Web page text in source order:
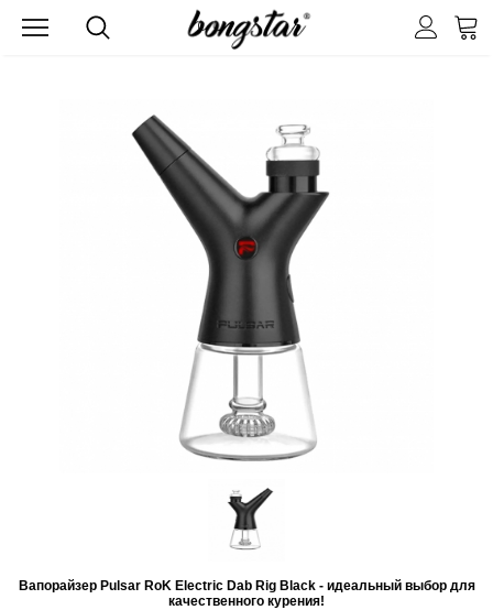
Вапорайзер Pulsar RoK Electric Dab Rig Black - идеальный выбор для
качественного курения!